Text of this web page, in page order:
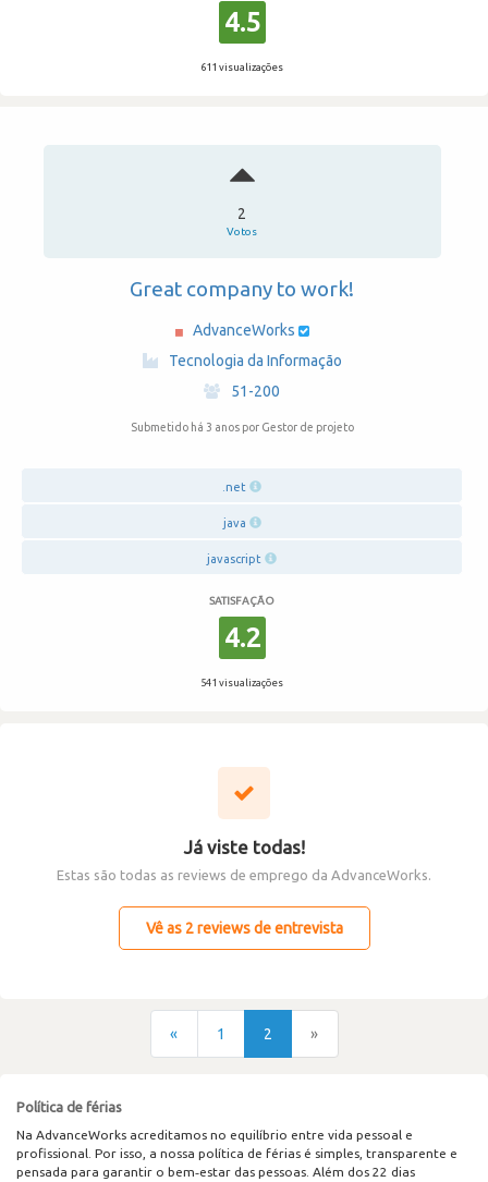
4.5
611 visualizações
2
Votos
Great company to work!
AdvanceWorks
Tecnologia da Informação
·
51-200
Submetido há 3 anos por Gestor de projeto
.net
java
javascript
SATISFAÇÃO
4.2
541 visualizações
Já viste todas!
Estas são todas as reviews de emprego da AdvanceWorks.
Vê as 2 reviews de entrevista
« 1 2 »
Política de férias
Na AdvanceWorks acreditamos no equilíbrio entre vida pessoal e
profissional. Por isso, a nossa política de férias é simples, transparente e
pensada para garantir o bem‑estar das pessoas. Além dos 22 dias